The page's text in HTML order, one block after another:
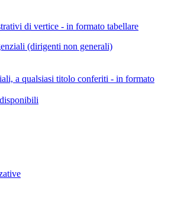
di vertice - in formato tabellare
(dirigenti non generali)
a qualsiasi titolo conferiti - in formato